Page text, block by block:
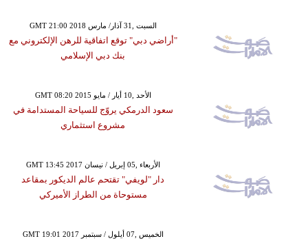
GMT 21:00 2018 السبت ,31 آذار/ مارس
"أراضي دبي" توقع اتفاقية للرهن الإلكتروني مع
بنك دبي الإسلامي
GMT 08:20 2015 الأحد ,10 أيار / مايو
سعود الدرمكي يروّج للسياحة المستدامة في
مشروع استثماري
GMT 13:45 2017 الأربعاء ,05 إبريل / نيسان
دار "لويفي" تقتحم عالم الديكور بمقاعد
مستوحاة من الطراز الأميركي
GMT 19:01 2017 الخميس ,07 أيلول / سبتمبر